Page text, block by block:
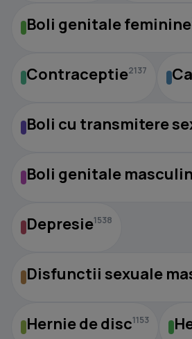
Boli genitale feminine
Contraceptie2137
Boli cu transmitere
Boli genitale
Depresie1538
Disfunctii sexuale
Hernie de disc1153